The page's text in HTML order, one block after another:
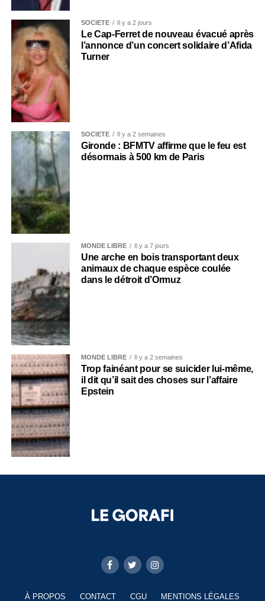
SOCIÉTÉ Il y a 2 jours
Le Cap-Ferret de nouveau évacué après
l’annonce d’un concert solidaire d’Afida
Turner
SOCIÉTÉ Il y a 2 semaines
Gironde : BFMTV affirme que le feu est
désormais à 500 km de Paris
MONDE LIBRE Il y a 7 jours
Une arche en bois transportant deux
animaux de chaque espèce coulée
dans le détroit d’Ormuz
MONDE LIBRE Il y a 2 semaines
Trop fainéant pour se suicider lui-même,
il dit qu’il sait des choses sur l’affaire
Epstein
À PROPOS CONTACT CGU MENTIONS LÉGALES